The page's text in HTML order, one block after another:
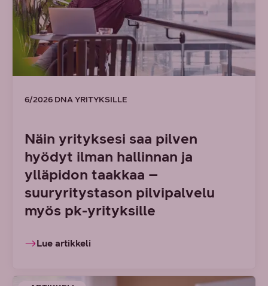
6/2026 DNA YRITYKSILLE
Näin yrityksesi saa pilven
hyödyt ilman hallinnan ja
ylläpidon taakkaa –
suuryritystason pilvipalvelu
myös pk-yrityksille
Lue artikkeli